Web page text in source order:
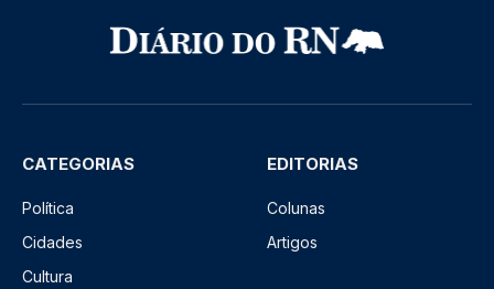
CATEGORIAS
Política
Cidades
Cultura
EDITORIAS
Colunas
Artigos